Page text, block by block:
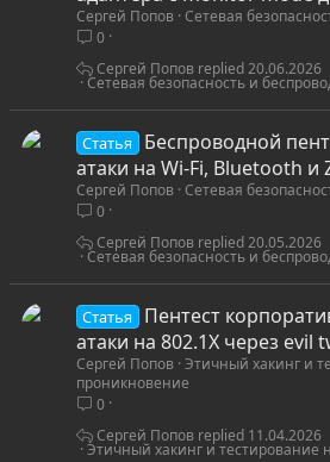
Сергей Попов Сетевая
0
Сетевая безопасность и
20.06.2026
Сергей Попов
Статья
Беспроводной
атаки на Wi-Fi, Bluetooth и
Сергей Попов Сетевая
0
Сетевая безопасность и
20.05.2026
Сергей Попов
Статья
Пентест
атаки на 802.1X через evil
Сергей Попов Этичный хакинг и
проникновение
0
Этичный хакинг и тестирование
11.04.2026
Сергей Попов